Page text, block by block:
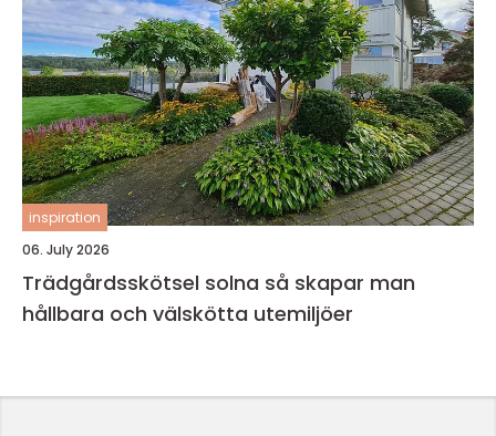
inspiration
06. July 2026
Trädgårdsskötsel solna så skapar man
hållbara och välskötta utemiljöer